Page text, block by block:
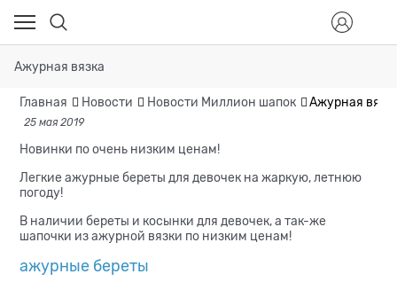
Ажурная вязка
Главная Новости Новости Миллион шапок Ажурная
25 мая 2019
Новинки по очень низким ценам!
Легкие ажурные береты для девочек на жаркую, летнюю
погоду!
В наличии береты и косынки для девочек, а так-же
шапочки из ажурной вязки по низким ценам!
ажурные береты